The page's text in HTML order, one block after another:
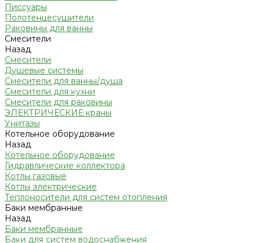
Писсуары
Полотенцесушители
Раковины для ванны
Смесители
Назад
Смесители
Душевые системы
Смесители для ванны/душа
Смесители для кухни
Смесители для раковины
ЭЛЕКТРИЧЕСКИЕ краны
Унитазы
Котельное оборудование
Назад
Котельное оборудование
Гидравлические коллектора
Котлы газовые
Котлы электрические
Теплоносители для систем отопления
Баки мембранные
Назад
Баки мембранные
Баки для систем водоснабжения